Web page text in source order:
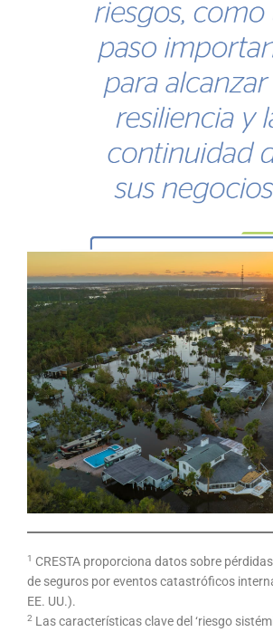
1 CRESTA proporciona datos sobre
de seguros por eventos catastróficos
EE. UU.).
2 Las características clave del ‘riesgo